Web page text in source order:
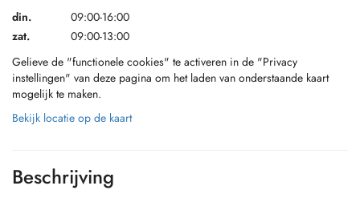
din.
09:00-16:00
zat.
09:00-13:00
Gelieve de "functionele cookies" te activeren in de "Privacy
instellingen" van deze pagina om het laden van onderstaande kaart
mogelijk te maken.
Bekijk locatie op de kaart
Beschrijving